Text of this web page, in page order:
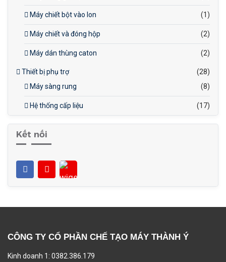
Máy chiết bột vào lon (1)
Máy chiết và đóng hộp (2)
Máy dán thùng caton (2)
Thiết bị phụ trợ
(28)
Máy sàng rung
(8)
Hệ thống cấp liệu (17)
Kết nối
CÔNG TY CỔ PHẦN CHẾ TẠO MÁY THÀNH Ý
Kinh doanh 1: 0382.386.179